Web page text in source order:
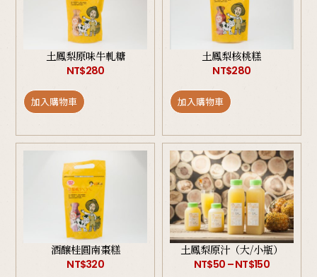
土鳳梨原味牛軋糖
NT$280
加入購物車
土鳳梨核桃糕
NT$280
加入購物車
酒釀桂圓南棗糕
NT$320
土鳳梨原汁（大/小瓶）
NT$50 –NT$150